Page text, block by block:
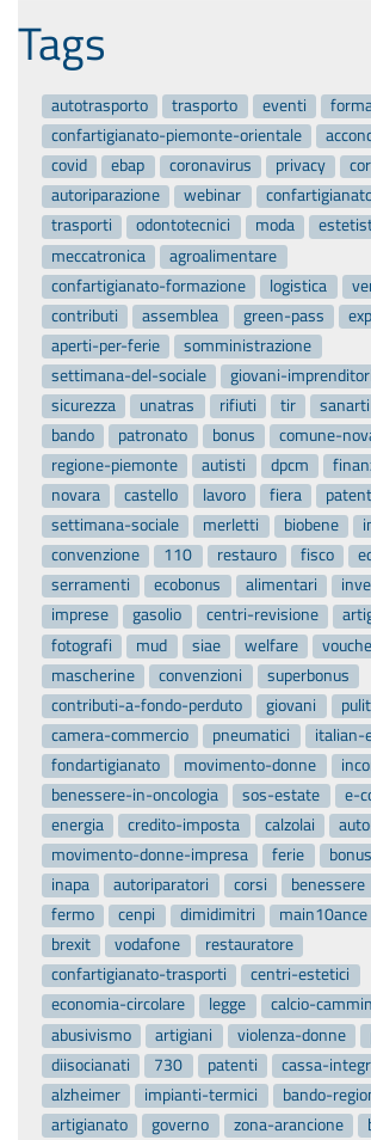
Tags
autotrasporto trasporto eventi
confartigianato-piemonte-orientale
covid
ebap coronavirus privacy
autoriparazione
webinar
trasporti
odontotecnici moda
meccatronica
agroalimentare
confartigianato-formazione
logistica
contributi
assemblea green-pass
aperti-per-ferie
somministrazione
settimana-del-sociale
giovani-imprenditori
sicurezza
unatras rifiuti tir sanarti
bando
patronato bonus
comune-
regione-piemonte
autisti dpcm
novara
castello lavoro fiera
settimana-sociale
merletti biobene
convenzione
110 restauro fisco
serramenti
ecobonus alimentari
imprese
gasolio centri-revisione
fotografi
mud siae welfare
mascherine
convenzioni
superbonus
contributi-a-fondo-perduto
giovani
camera-commercio
pneumatici
italian-
fondartigianato
movimento-donne
benessere-in-oncologia
sos-estate
e-
energia
credito-imposta calzolai
movimento-donne-impresa
ferie
inapa
autoriparatori corsi benessere
fermo
cenpi dimidimitri main10ance
brexit
vodafone
restauratore
confartigianato-trasporti
centri-estetici
economia-circolare
legge
calcio-
abusivismo
artigiani violenza-donne
diisocianati
730 patenti cassa-
alzheimer
impianti-termici bando-
artigianato
governo zona-arancione